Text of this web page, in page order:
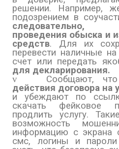
решении. Например,
подозрением в
следовательно,
проведения обыска и
средств. Для их
перевести наличные
счет или передать
для декларирования.
v Сообщают,
действия договора на
и убеждают по
скачать фейковое
продлить услугу.
возможность
информацию с экрана
смс, логины и